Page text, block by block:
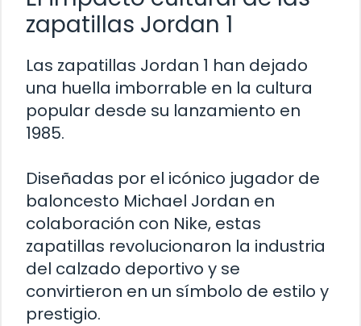
zapatillas Jordan 1
Las zapatillas Jordan 1 han dejado
una huella imborrable en la cultura
popular desde su lanzamiento en
1985.
Diseñadas por el icónico jugador de
baloncesto Michael Jordan en
colaboración con Nike, estas
zapatillas revolucionaron la industria
del calzado deportivo y se
convirtieron en un símbolo de estilo y
prestigio.